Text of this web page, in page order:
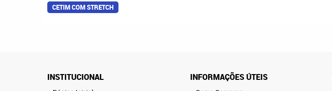
CETIM COM STRETCH
INSTITUCIONAL INFORMAÇÕES ÚTEIS